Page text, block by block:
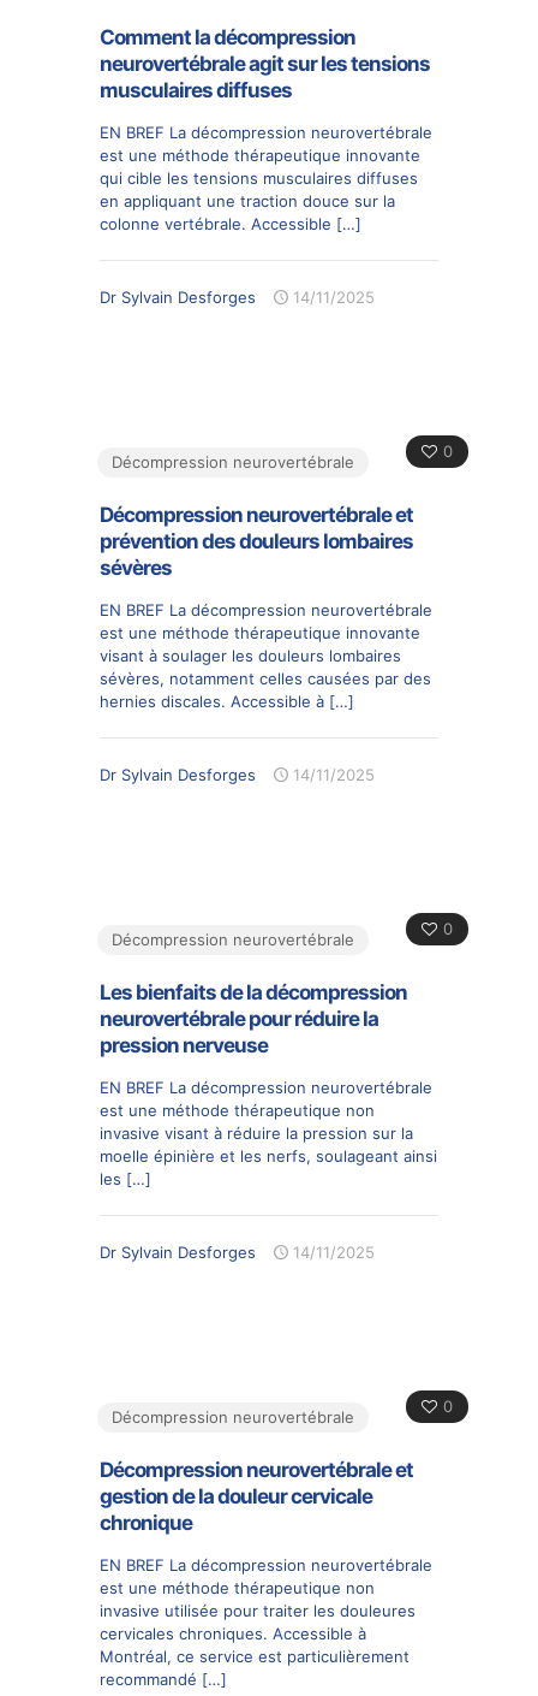
Comment la décompression
neurovertébrale agit sur les tensions
musculaires diffuses
EN BREF La décompression neurovertébrale
est une méthode thérapeutique innovante
qui cible les tensions musculaires diffuses
en appliquant une traction douce sur la
colonne vertébrale. Accessible […]
Dr Sylvain Desforges 14/11/2025
0
Décompression neurovertébrale
Décompression neurovertébrale et
prévention des douleurs lombaires
sévères
EN BREF La décompression neurovertébrale
est une méthode thérapeutique innovante
visant à soulager les douleurs lombaires
sévères, notamment celles causées par des
hernies discales. Accessible à […]
Dr Sylvain Desforges 14/11/2025
0
Décompression neurovertébrale
Les bienfaits de la décompression
neurovertébrale pour réduire la
pression nerveuse
EN BREF La décompression neurovertébrale
est une méthode thérapeutique non
invasive visant à réduire la pression sur la
moelle épinière et les nerfs, soulageant ainsi
les […]
Dr Sylvain Desforges 14/11/2025
0
Décompression neurovertébrale
Décompression neurovertébrale et
gestion de la douleur cervicale
chronique
EN BREF La décompression neurovertébrale
est une méthode thérapeutique non
invasive utilisée pour traiter les douleures
cervicales chroniques. Accessible à
Montréal, ce service est particulièrement
recommandé […]